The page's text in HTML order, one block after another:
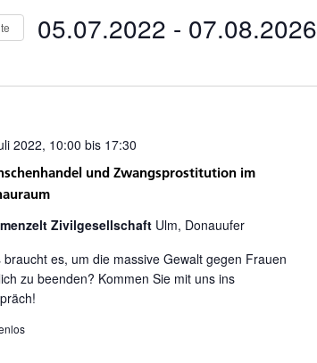
05.07.2022 - 07.08.2026
wählen.
und Zwangsprostitution im
2022, 10:00 bis 17:30
Zivilgesellschaft Ulm, Donauufer
braucht es, um die massive Gewalt gegen Frauen
zu beenden? Kommen Sie mit uns ins